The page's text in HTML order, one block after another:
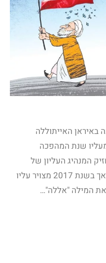
באיראן האייתוללה
שנת המהפכה
מחזיק המנהיג העליון של
איראן, עלי ח'אמינאי, את הדגל. אך בשנת 2017 מצויר עליו
המילה "אללה"…